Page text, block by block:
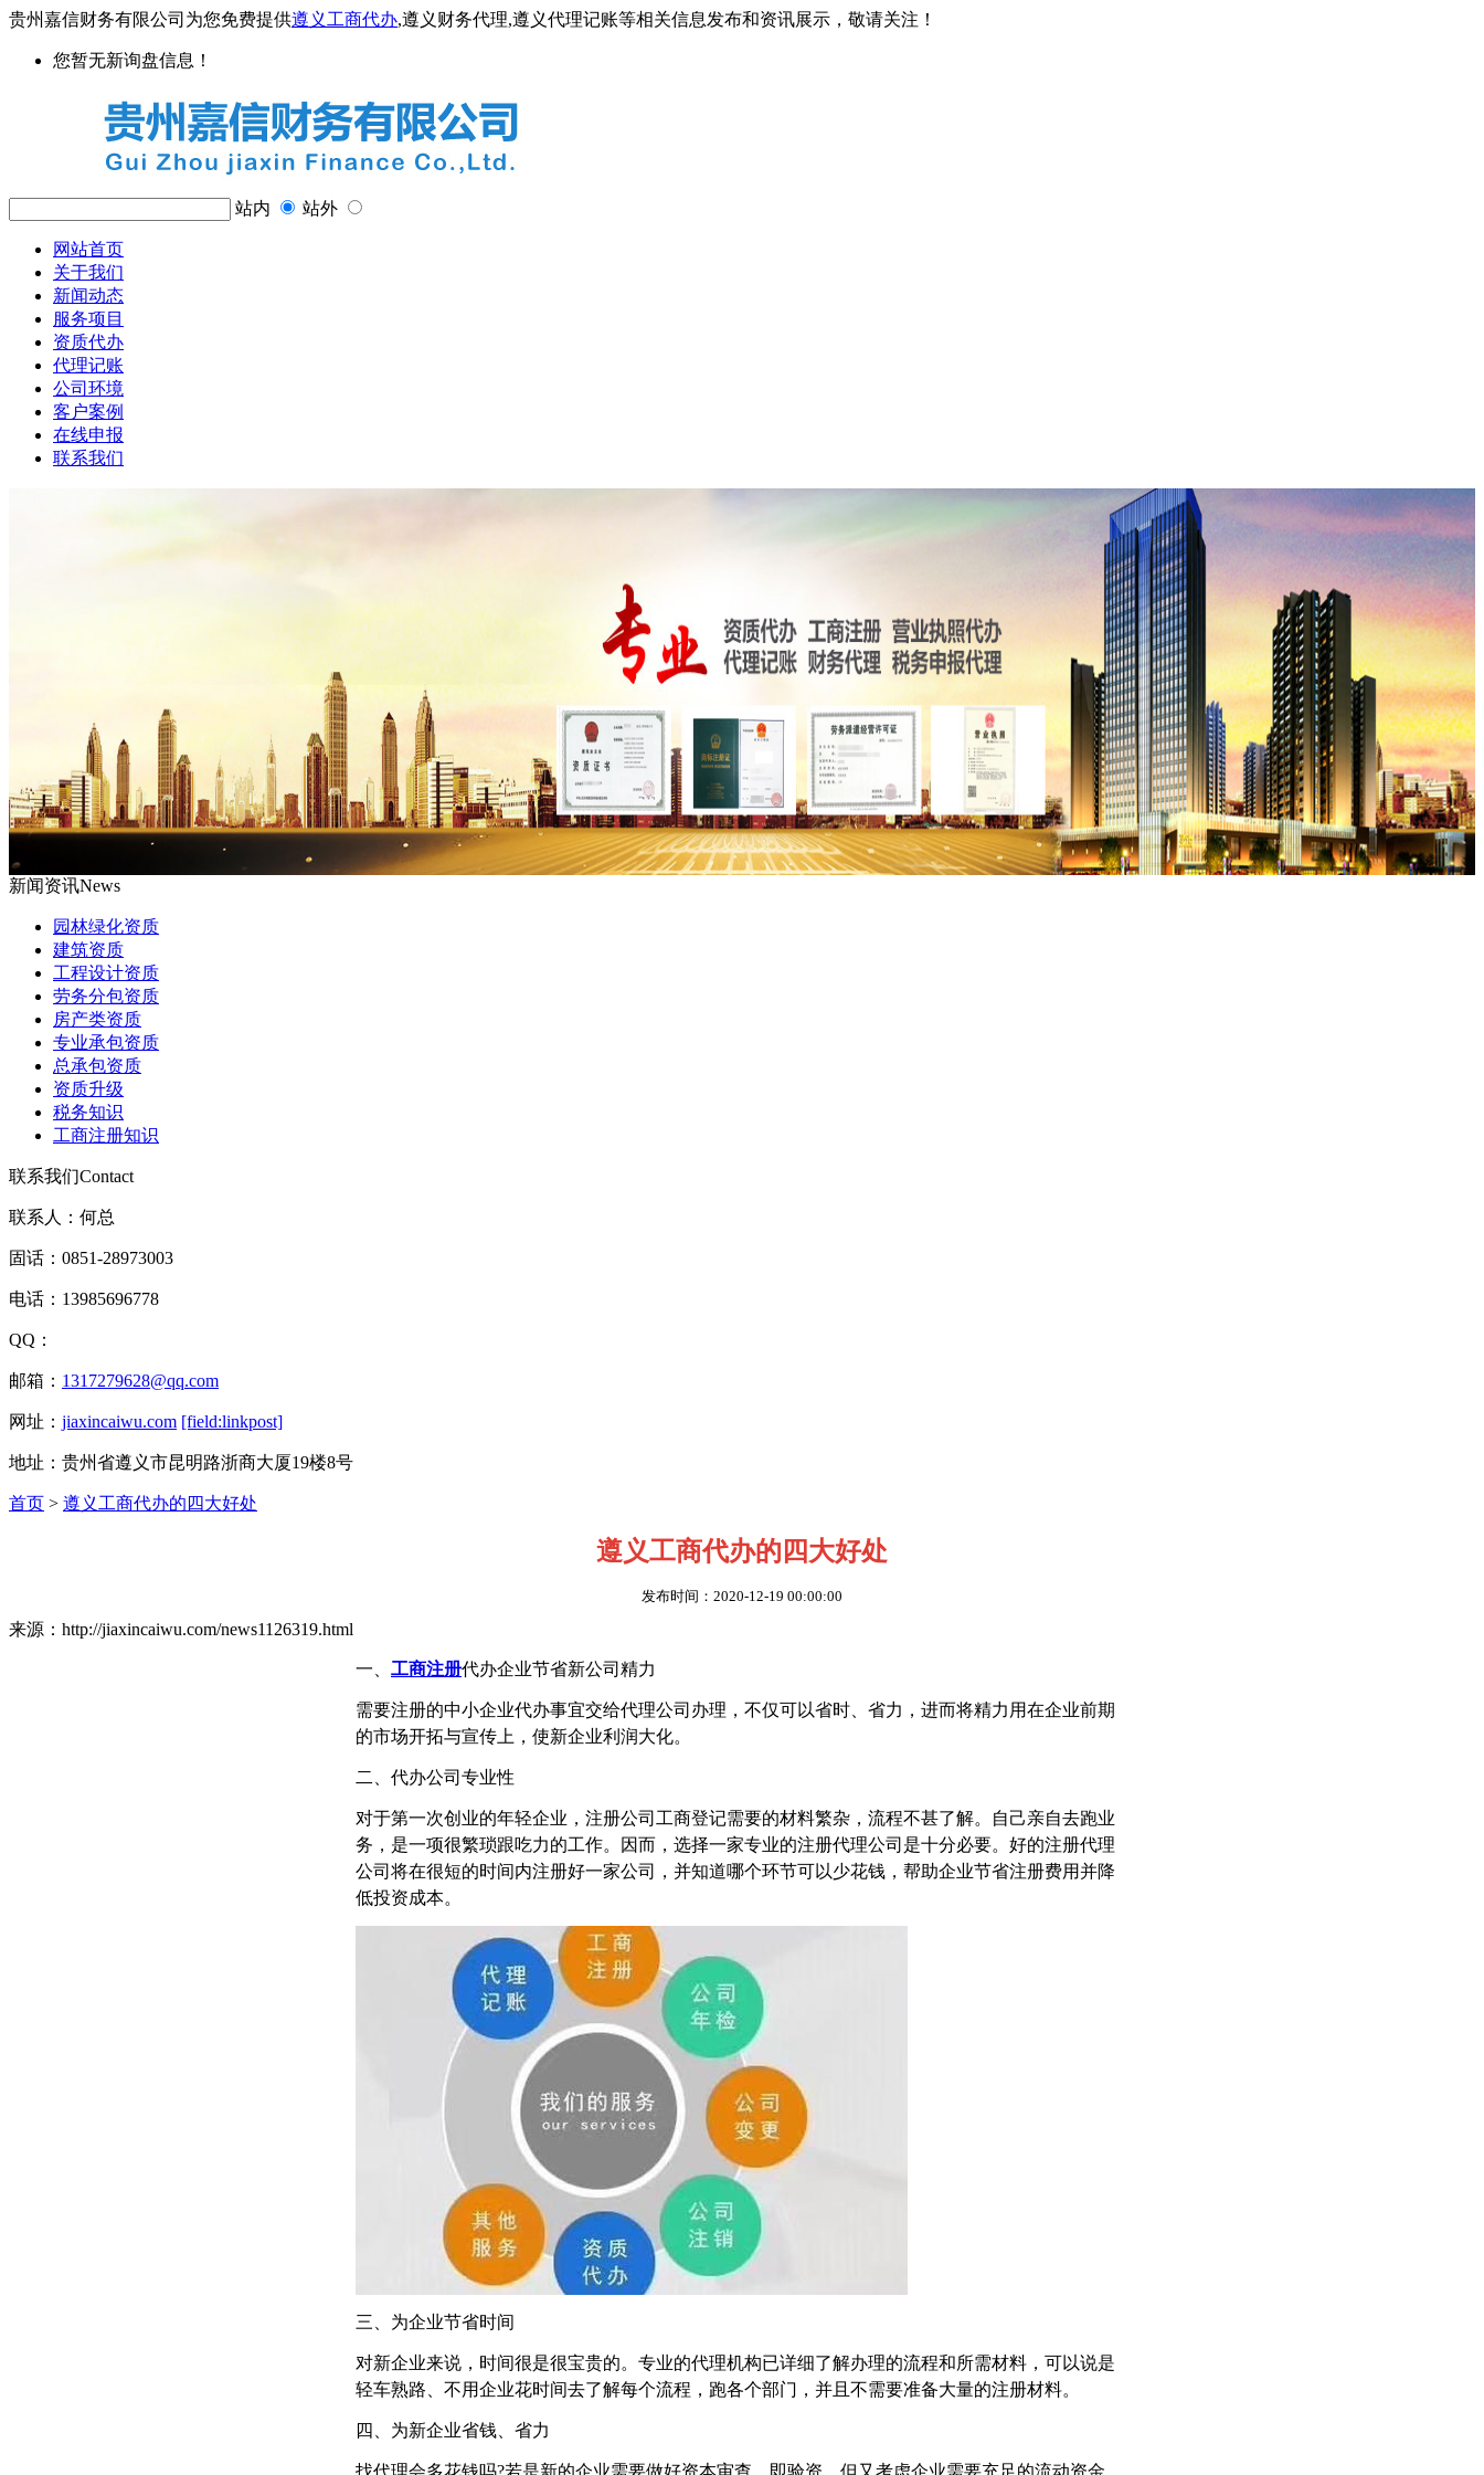
贵州嘉信财务有限公司为您免费提供遵义工商代办,遵义财务代理,遵义代理记账等相关信息发布和资讯展示，敬请关注！
您暂无新询盘信息！
站内 站外
网站首页
关于我们
新闻动态
服务项目
资质代办
代理记账
公司环境
客户案例
在线申报
联系我们
新闻资讯News
园林绿化资质
建筑资质
工程设计资质
劳务分包资质
房产类资质
专业承包资质
总承包资质
资质升级
税务知识
工商注册知识
联系我们Contact
联系人：何总
固话：0851-28973003
电话：13985696778
QQ：
邮箱： 1317279628@qq.com
网址： jiaxincaiwu.com [field:linkpost]
地址：贵州省遵义市昆明路浙商大厦19楼8号
首页 > 遵义工商代办的四大好处
遵义工商代办的四大好处
发布时间：2020-12-19 00:00:00
来源：http://jiaxincaiwu.com/news1126319.html
一、 工商注册代办企业节省新公司精力
需要注册的中小企业代办事宜交给代理公司办理，不仅可以省时、省力，进而将精力用在企业前期
的市场开拓与宣传上，使新企业利润大化。
二、代办公司专业性
对于第一次创业的年轻企业，注册公司工商登记需要的材料繁杂，流程不甚了解。自己亲自去跑业
务，是一项很繁琐跟吃力的工作。因而，选择一家专业的注册代理公司是十分必要。好的注册代理
公司将在很短的时间内注册好一家公司，并知道哪个环节可以少花钱，帮助企业节省注册费用并降
低投资成本。
三、为企业节省时间
对新企业来说，时间很是很宝贵的。专业的代理机构已详细了解办理的流程和所需材料，可以说是
轻车熟路、不用企业花时间去了解每个流程，跑各个部门，并且不需要准备大量的注册材料。
四、为新企业省钱、省力
找代理会多花钱吗?若是新的企业需要做好资本审查，即验资，但又考虑企业需要充足的流动资金，